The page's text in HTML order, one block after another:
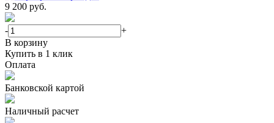
9 200 руб.
-
+
В корзину
Купить в 1 клик
Оплата
Банковской картой
Наличный расчет